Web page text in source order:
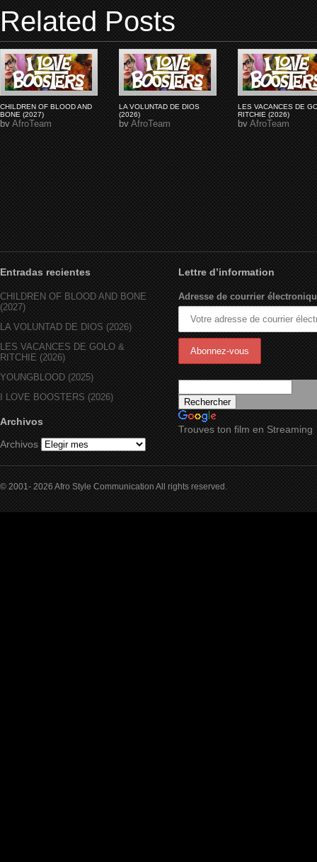
Related Posts
CHILDREN OF BLOOD AND
BONE (2027)
byAfroTeam
LA VOLUNTAD DE DIOS
(2026)
byAfroTeam
LES VACANCES DE
RITCHIE (2026)
byAfroTeam
Entradas recientes
CHILDREN OF BLOOD AND BONE
(2027)
LA VOLUNTAD DE DIOS (2026)
LES VACANCES DE GOLO &
RITCHIE (2026)
YOUNGBLOOD (2025)
I LOVE BOOSTERS (2026)
Archivos
Archivos
Lettre d’information
Adresse de courrier
Trouves ton film en Streaming
© 2001- 2026 Afro Style Communication All rights reserved.